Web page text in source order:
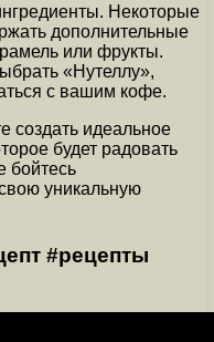
Некоторые
дополнительные
или фрукты.
«Нутеллу»,
с вашим кофе.
создать идеальное
будет радовать
бойтесь
уникальную
#рецепты